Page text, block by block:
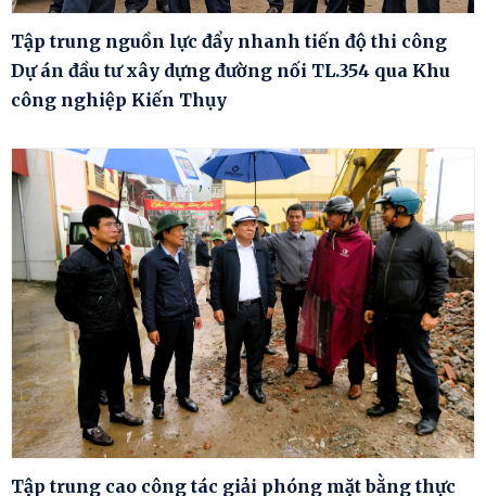
Tập trung nguồn lực đẩy nhanh tiến độ thi công
Dự án đầu tư xây dựng đường nối TL.354 qua Khu
công nghiệp Kiến Thụy
Tập trung cao công tác giải phóng mặt bằng thực